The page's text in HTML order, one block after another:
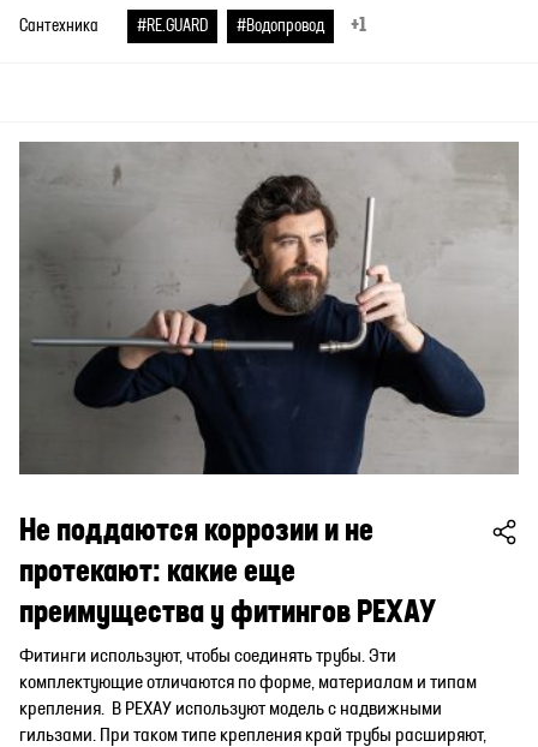
Сантехника #RE.GUARD #Водопровод +1
Не поддаются коррозии и не
протекают: какие еще
преимущества у фитингов РЕХАУ
Фитинги используют, чтобы соединять трубы. Эти
комплектующие отличаются по форме, материалам и типам
крепления. В РЕХАУ используют модель с надвижными
гильзами. При таком типе крепления край трубы расширяют,